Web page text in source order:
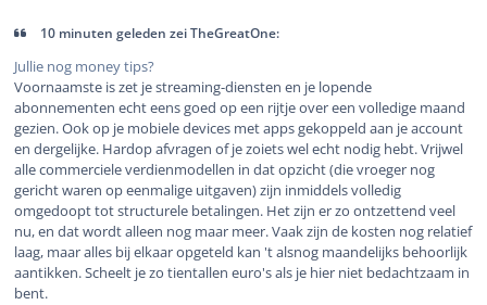
10 minuten geleden zei TheGreatOne:
Jullie nog money tips?
Voornaamste is zet je streaming-diensten en je lopende
abonnementen echt eens goed op een rijtje over een volledige maand
gezien. Ook op je mobiele devices met apps gekoppeld aan je account
en dergelijke. Hardop afvragen of je zoiets wel echt nodig hebt. Vrijwel
alle commerciele verdienmodellen in dat opzicht (die vroeger nog
gericht waren op eenmalige uitgaven) zijn inmiddels volledig
omgedoopt tot structurele betalingen. Het zijn er zo ontzettend veel
nu, en dat wordt alleen nog maar meer. Vaak zijn de kosten nog relatief
laag, maar alles bij elkaar opgeteld kan 't alsnog maandelijks behoorlijk
aantikken. Scheelt je zo tientallen euro's als je hier niet bedachtzaam in
bent.